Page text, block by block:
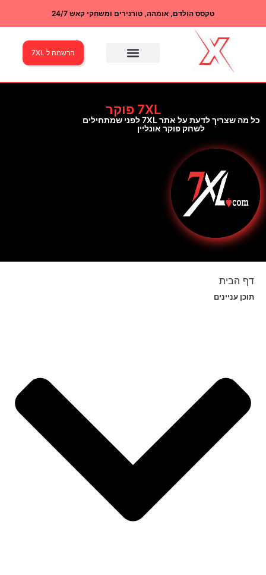
טקסס הולדם, אומהה, טורנירים ומשחקי קאש 24/7
הרשמה ל 7XL
7XL פוקר
כל מה שצריך לדעת על אתר 7XL לפני שמתחילים
לשחק פוקר אונליין
דף הבית
תוכן עניינים